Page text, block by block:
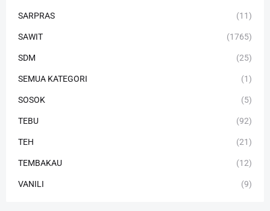
SARPRAS (11)
SAWIT (1765)
SDM (25)
SEMUA KATEGORI (1)
SOSOK (5)
TEBU (92)
TEH (21)
TEMBAKAU (12)
VANILI (9)